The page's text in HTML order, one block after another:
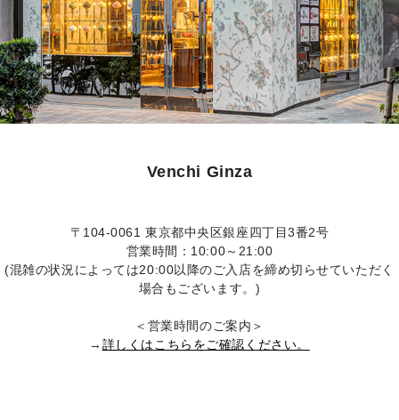
Venchi Ginza
〒104-0061 東京都中央区銀座四丁目3番2号
営業時間：10:00～21:00
(混雑の状況によっては20:00以降のご入店を締め切らせていただく
場合もございます。)
＜営業時間のご案内＞
→ 詳しくはこちらをご確認ください。